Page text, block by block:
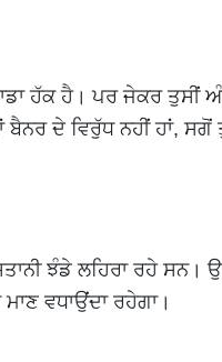
ਹੱਕ ਹੈ। ਪਰ ਜੇਕਰ ਤੁਸੀਂ
ਦੇ ਵਿਰੁੱਧ ਨਹੀਂ ਹਾਂ, ਸਗੋਂ
ਝੰਡੇ ਲਹਿਰਾ ਰਹੇ ਸਨ।
ਵਧਾਉਂਦਾ ਰਹੇਗਾ।